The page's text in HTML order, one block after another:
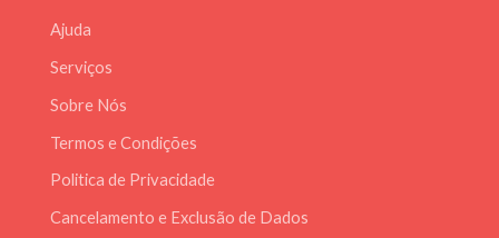
Ajuda
Serviços
Sobre Nós
Termos e Condições
Politica de Privacidade
Cancelamento e Exclusão de Dados